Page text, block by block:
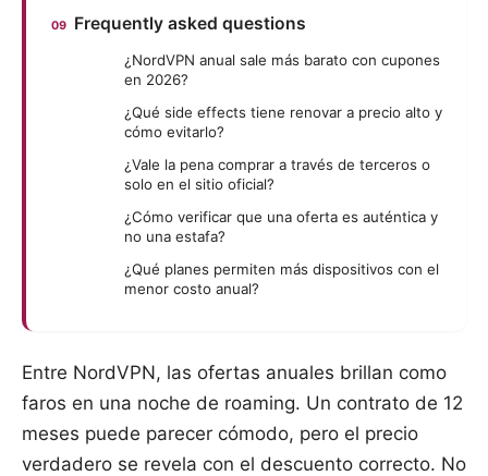
Frequently asked questions
¿NordVPN anual sale más barato con cupones
en 2026?
¿Qué side effects tiene renovar a precio alto y
cómo evitarlo?
¿Vale la pena comprar a través de terceros o
solo en el sitio oficial?
¿Cómo verificar que una oferta es auténtica y
no una estafa?
¿Qué planes permiten más dispositivos con el
menor costo anual?
Entre NordVPN, las ofertas anuales brillan como
faros en una noche de roaming. Un contrato de 12
meses puede parecer cómodo, pero el precio
verdadero se revela con el descuento correcto. No